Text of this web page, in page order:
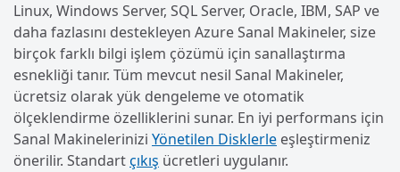
Linux, Windows Server, SQL Server, Oracle, IBM, SAP ve
daha fazlasını destekleyen Azure Sanal Makineler, size
birçok farklı bilgi işlem çözümü için sanallaştırma
esnekliği tanır. Tüm mevcut nesil Sanal Makineler,
ücretsiz olarak yük dengeleme ve otomatik
ölçeklendirme özelliklerini sunar. En iyi performans için
Sanal Makinelerinizi Yönetilen Disklerle eşleştirmeniz
önerilir. Standartçıkış ücretleri uygulanır.